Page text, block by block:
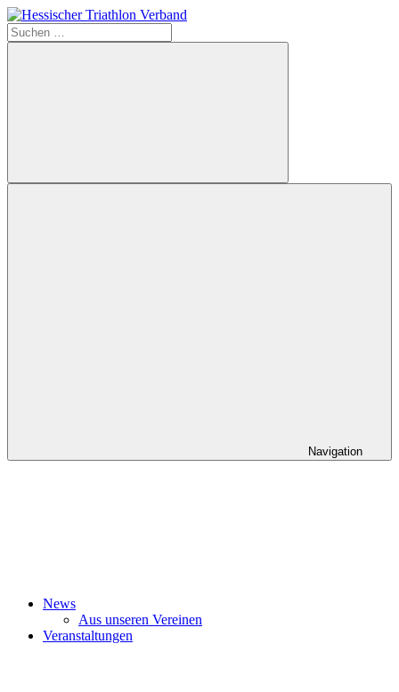
Zum
Inhalt
springen
Hessischer
Suchen
nach:
Suchen
Navigation
News
Aus unseren Vereinen
Veranstaltungen